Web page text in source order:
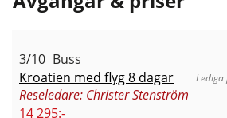
3/10 Buss
Kroatien med flyg 8 dagar
Reseledare: Christer Stenström
14 295:-